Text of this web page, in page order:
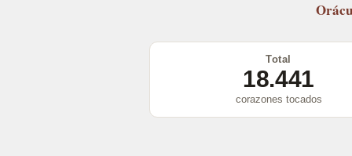
Total
18.441
corazones tocados